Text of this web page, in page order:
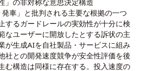
車」と批判される主要な根拠の一つ
するガードレールの実効性が十分に検
なユーザーに開放したとする訴状の主
が生成AIを自社製品・サービスに組み
社との開発速度競争が安全性評価を後
む構造は同様に存在する。投入速度の